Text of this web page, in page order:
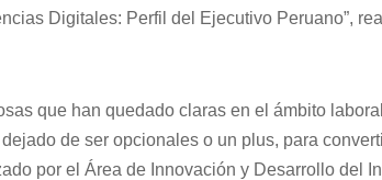
Digitales: Perfil del Ejecutivo Peruano”,
que han quedado claras en el ámbito
de ser opcionales o un plus, para
por el Área de Innovación y Desarrollo del